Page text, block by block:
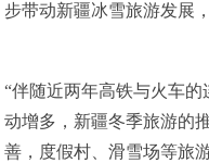
步带动新疆冰雪旅游发展
“伴随近两年高铁与火车
动增多，新疆冬季旅游的
善，度假村、滑雪场等旅